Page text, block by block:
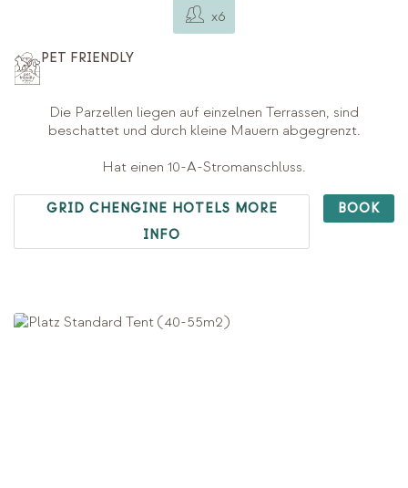
x6
PET FRIENDLY
Die Parzellen liegen auf einzelnen Terrassen, sind
beschattet und durch kleine Mauern abgegrenzt.
Hat einen 10-A-Stromanschluss.
GRID CHENGINE HOTELS MORE
INFO
BOOK